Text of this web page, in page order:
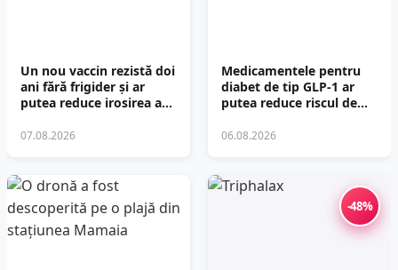
Un nou vaccin rezistă doi
ani fără frigider și ar
putea reduce irosirea a
07.08.2026
Medicamentele pentru
diabet de tip GLP-1 ar
putea reduce riscul de
06.08.2026
-48%